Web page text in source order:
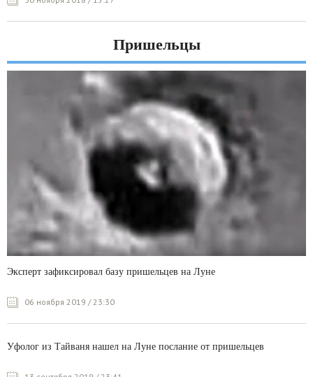
Пришельцы
Эксперт зафиксировал базу пришельцев на Луне
06 ноября 2019 / 23:30
Уфолог из Тайваня нашел на Луне послание от пришельцев